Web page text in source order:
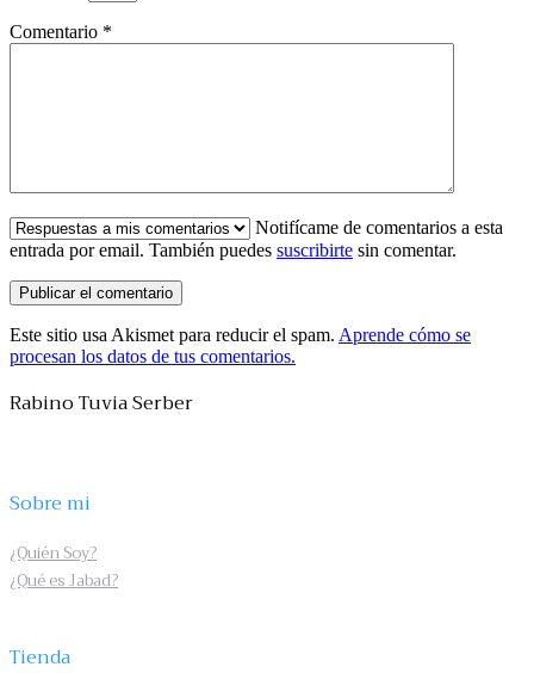
Comentario *
Notifícame de comentarios a esta
entrada por email. También puedes suscribirte sin comentar.
Este sitio usa Akismet para reducir el spam. Aprende cómo se
procesan los datos de tus comentarios.
Rabino Tuvia Serber
Sobre mi
¿Quién Soy?
¿Qué es Jabad?
Tienda